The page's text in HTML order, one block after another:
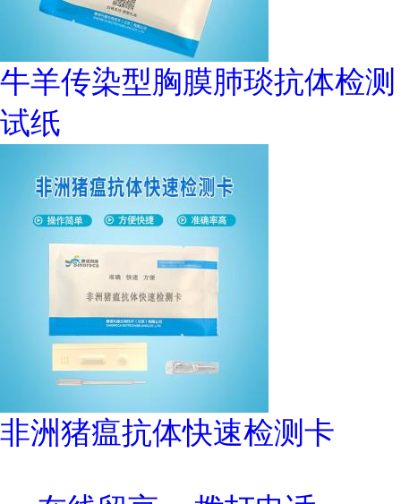
牛羊传染型胸膜肺琰抗体检测
试纸
非洲猪瘟抗体快速检测卡